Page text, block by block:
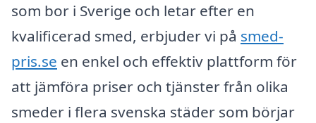
som bor i Sverige och letar efter en
kvalificerad smed, erbjuder vi på smed-
pris.se en enkel och effektiv plattform för
att jämföra priser och tjänster från olika
smeder i flera svenska städer som börjar